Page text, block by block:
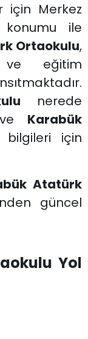
için Merkez
konumu ile
Ortaokulu,
ve eğitim
nerede
Karabük
bilgileri için
Atatürk
güncel
Yol